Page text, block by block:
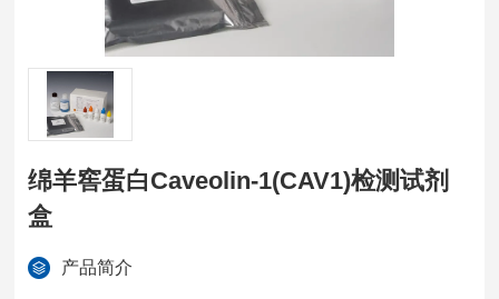
绵羊窖蛋白Caveolin-1(CAV1)检测试剂
盒
产品简介